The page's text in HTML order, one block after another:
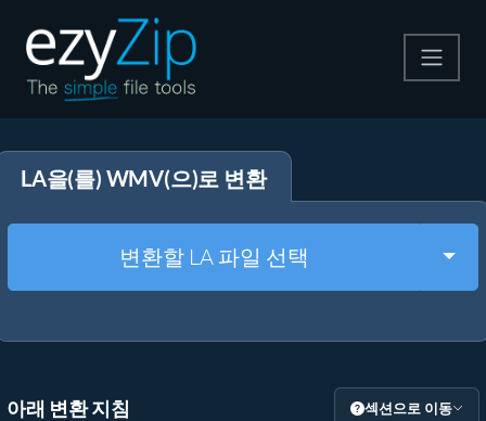
압축 해제
기타 도구
LA을(를) WMV(으)로 변환
변환할 LA 파일 선택
아래 변환 지침 섹션으로 이동